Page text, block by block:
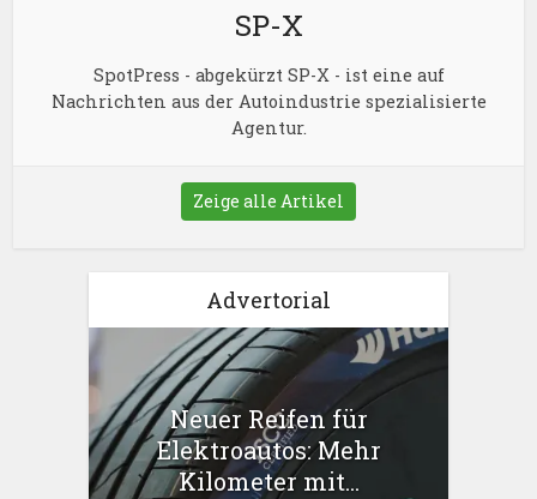
SP-X
SpotPress - abgekürzt SP-X - ist eine auf
Nachrichten aus der Autoindustrie spezialisierte
Agentur.
Zeige alle Artikel
Advertorial
Neuer Reifen für
Elektroautos: Mehr
Kilometer mit...